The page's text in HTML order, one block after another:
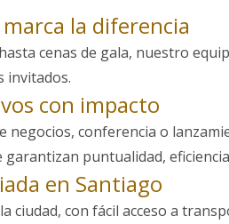
la diferencia
cenas de gala, nuestro
invitados.
con impacto
negocios, conferencia o
garantizan puntualidad,
en Santiago
ciudad, con fácil acceso a